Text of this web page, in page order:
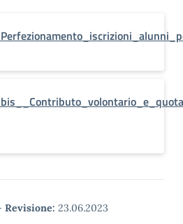
Revisione: 23.06.2023